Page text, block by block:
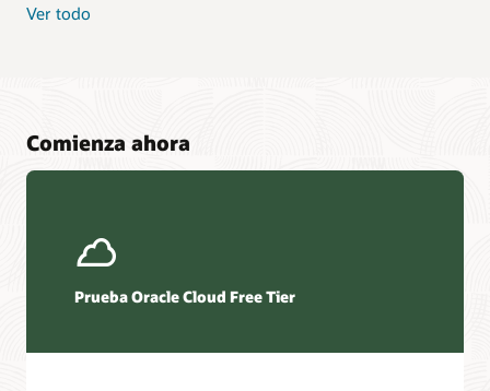
Ver todo
Comienza ahora
Prueba Oracle Cloud Free Tier